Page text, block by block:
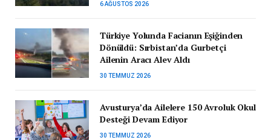
6 AĞUSTOS 2026
Türkiye Yolunda Facianın Eşiğinden
Dönüldü: Sırbistan’da Gurbetçi
Ailenin Aracı Alev Aldı
30 TEMMUZ 2026
Avusturya’da Ailelere 150 Avroluk Okul
Desteği Devam Ediyor
30 TEMMUZ 2026